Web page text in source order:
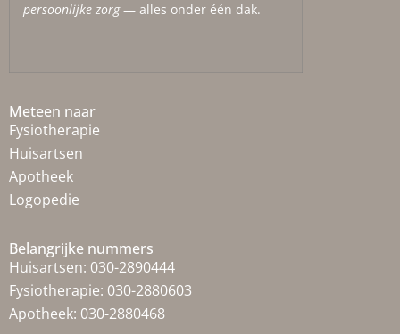
persoonlijke zorg— alles onder één dak.
Meteen naar
Fysiotherapie
Huisartsen
Apotheek
Logopedie
Belangrijke nummers
Huisartsen: 030-2890444
Fysiotherapie: 030-2880603
Apotheek: 030-2880468